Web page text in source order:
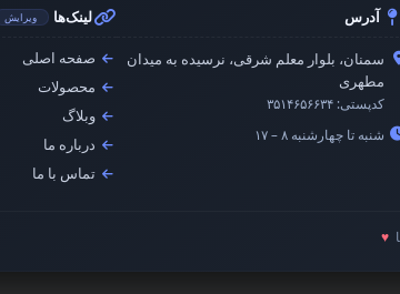
آدرس
سمنان، بلوار معلم شرقی، نرسیده به میدان
مطهری
کدپستی:۳۵۱۴۶۵۶۶۳۴
شنبه تا چهارشنبه ۸ – ۱۷
لینک‌ها ویرایش
صفحه اصلی
محصولات
وبلاگ
درباره ما
تماس با ما
♥